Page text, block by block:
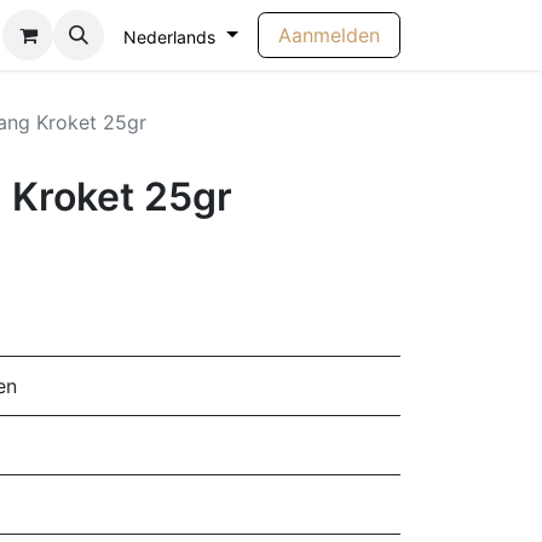
Nederlands Aanmelden
Kroket 25gr
25gr